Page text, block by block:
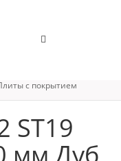
с покрытием
ST19
мм Дуб